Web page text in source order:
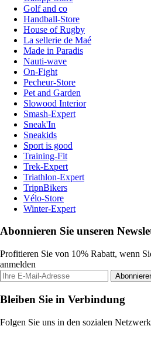
Golf and co
Handball-Store
House of Rugby
La sellerie de Maé
Made in Paradis
Nauti-wave
On-Fight
Pecheur-Store
Pet and Garden
Slowood Interior
Smash-Expert
Sneak'In
Sneakids
Sport is good
Training-Fit
Trek-Expert
Triathlon-Expert
TripnBikers
Vélo-Store
Winter-Expert
Abonnieren Sie unseren
Profitieren Sie von 10% Rabatt, wenn
anmelden
Bleiben Sie in Verbindung
Folgen Sie uns in den sozialen